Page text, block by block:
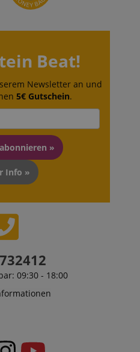
Beat!
Newsletter an und
5€ Gutschein.
»
Info »
09:30 - 18:00